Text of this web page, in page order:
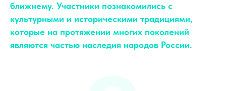
ближнему. Участники познакомились с
культурными и историческими традициями,
которые на протяжении многих поколений
являются частью наследия народов России.